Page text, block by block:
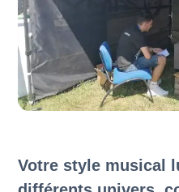
Votre style musical